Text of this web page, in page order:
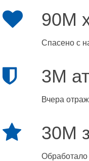
90M
Спасено с
3M
Вчера
30M
Обработало